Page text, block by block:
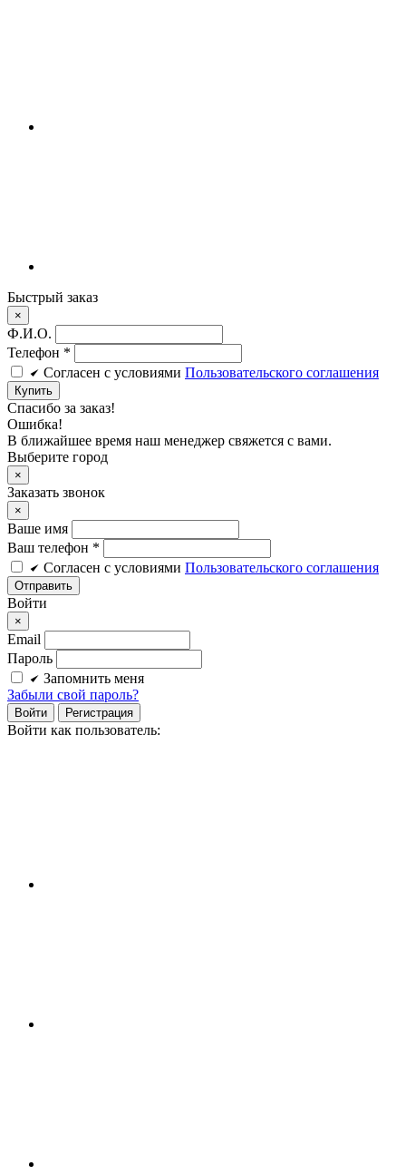
Быстрый заказ
×
Ф.И.О.
Телефон *
Cогласен c условиями Пользовательского соглашения
Купить
Спасибо за заказ!
Ошибка!
В ближайшее время наш менеджер свяжется с вами.
Выберите город
×
Заказать звонок
×
Ваше имя
Ваш телефон *
Cогласен c условиями Пользовательского соглашения
Войти
×
Email
Пароль
Запомнить меня
Забыли свой пароль?
Войти Регистрация
Войти как пользователь: